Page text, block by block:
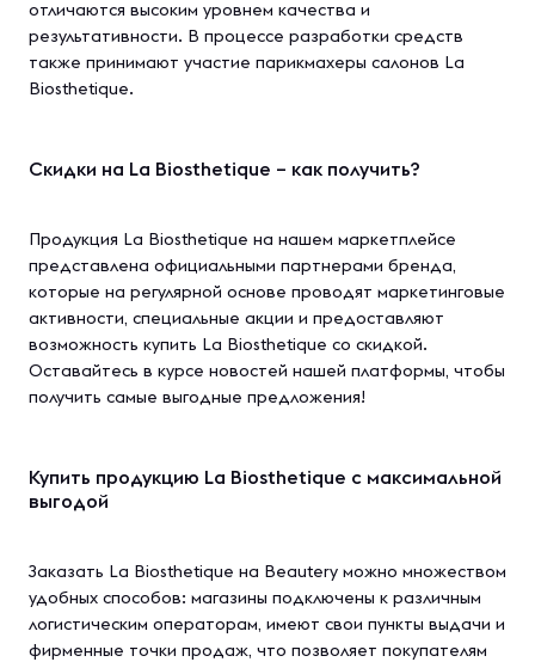
отличаются высоким уровнем качества и
результативности. В процессе разработки средств
также принимают участие парикмахеры салонов La
Biosthetique.
Скидки на La Biosthetique – как получить?
Продукция La Biosthetique на нашем маркетплейсе
представлена официальными партнерами бренда,
которые на регулярной основе проводят маркетинговые
активности, специальные акции и предоставляют
возможность купить La Biosthetique со скидкой.
Оставайтесь в курсе новостей нашей платформы, чтобы
получить самые выгодные предложения!
Купить продукцию La Biosthetique с максимальной
выгодой
Заказать La Biosthetique на Beautery можно множеством
удобных способов: магазины подключены к различным
логистическим операторам, имеют свои пункты выдачи и
фирменные точки продаж, что позволяет покупателям